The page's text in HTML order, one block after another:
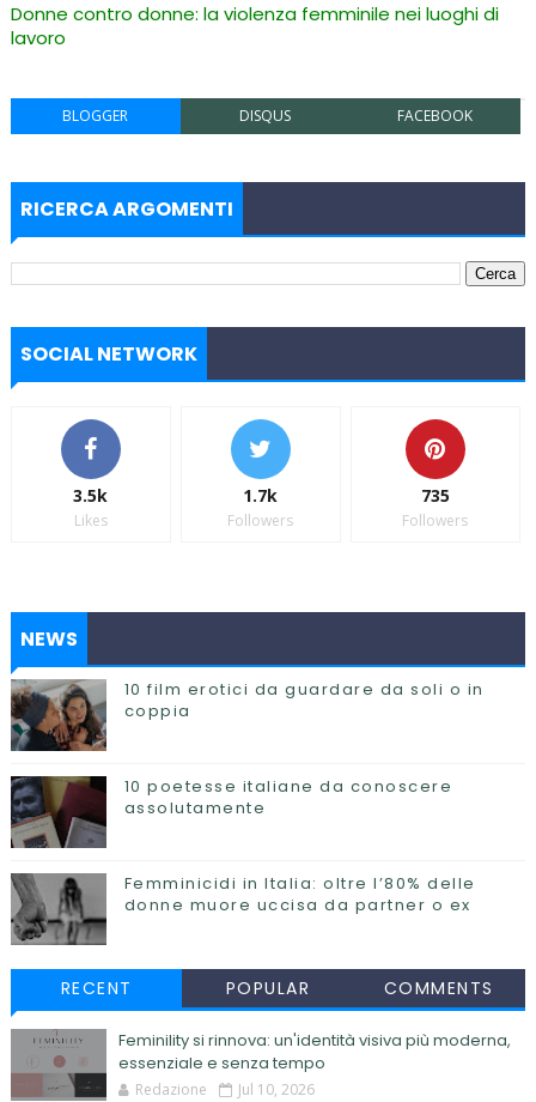
Donne contro donne: la violenza femminile nei luoghi di
lavoro
BLOGGER DISQUS FACEBOOK
RICERCA ARGOMENTI
SOCIAL NETWORK
3.5k
Likes
1.7k
Followers
735
Followers
NEWS
10 film erotici da guardare da soli o in
coppia
10 poetesse italiane da conoscere
assolutamente
Femminicidi in Italia: oltre l’80% delle
donne muore uccisa da partner o ex
RECENT POPULAR COMMENTS
Feminility si rinnova: un'identità visiva più moderna,
essenziale e senza tempo
Redazione Jul 10, 2026